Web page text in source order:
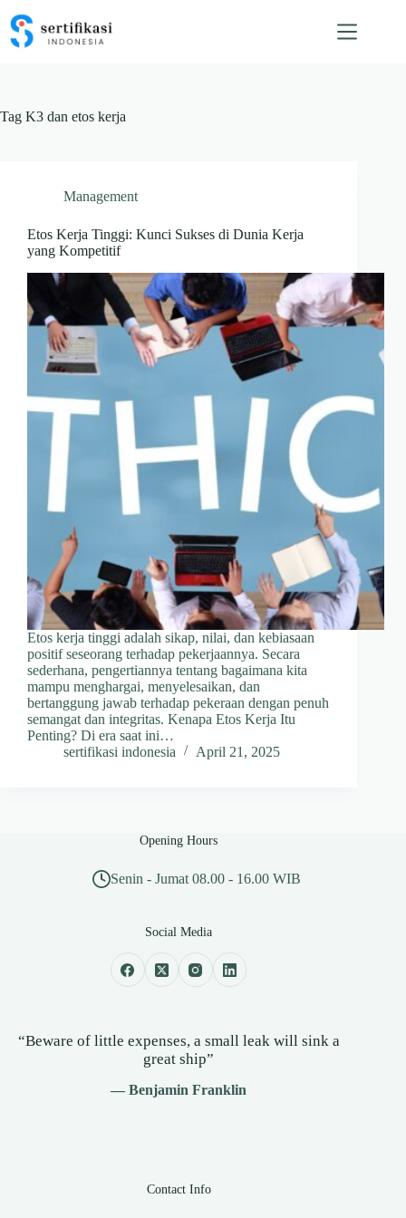
content
Tag K3 dan etos kerja
Management
Etos Kerja Tinggi: Kunci Sukses di Dunia Kerja
yang Kompetitif
Etos kerja tinggi adalah sikap, nilai, dan kebiasaan
positif seseorang terhadap pekerjaannya. Secara
sederhana, pengertiannya tentang bagaimana kita
mampu menghargai, menyelesaikan, dan
bertanggung jawab terhadap pekeraan dengan penuh
semangat dan integritas. Kenapa Etos Kerja Itu
Penting? Di era saat ini…
sertifikasi indonesia
April 21, 2025
Opening Hours
Senin - Jumat 08.00 - 16.00 WIB
Social Media
“Beware of little expenses, a small leak will sink a
great ship”
— Benjamin Franklin
Contact Info